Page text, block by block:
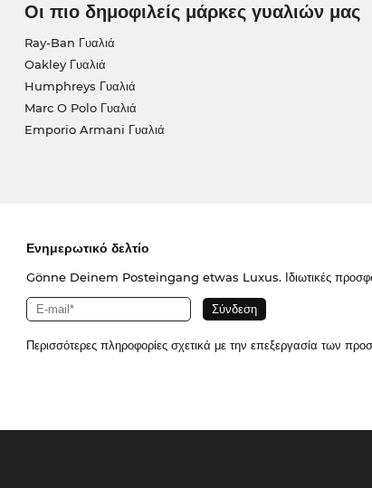
Οι πιο δημοφιλείς μάρκες γυαλιών μας
Ray-Ban Γυαλιά
Oakley Γυαλιά
Humphreys Γυαλιά
Marc O Polo Γυαλιά
Emporio Armani Γυαλιά
Ενημερωτικό δελτίο
Gönne Deinem Posteingang etwas Luxus. Ιδιωτικές
Περισσότερες πληροφορίες σχετικά με την επεξεργασία των